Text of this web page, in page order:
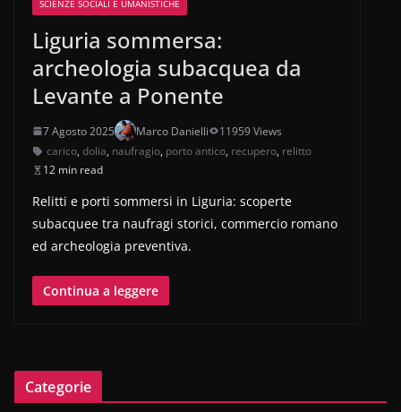
SCIENZE SOCIALI E UMANISTICHE
Liguria sommersa:
archeologia subacquea da
Levante a Ponente
7 Agosto 2025 Marco Danielli
11959 Views
carico, dolia, naufragio, porto antico, recupero, relitto
12 min read
Relitti e porti sommersi in Liguria: scoperte
subacquee tra naufragi storici, commercio romano
ed archeologia preventiva.
Continua a leggere
Categorie